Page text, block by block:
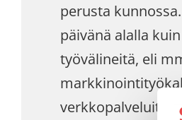
perusta
päivänä alalla
työvälineitä, eli
verkkopalveluita.